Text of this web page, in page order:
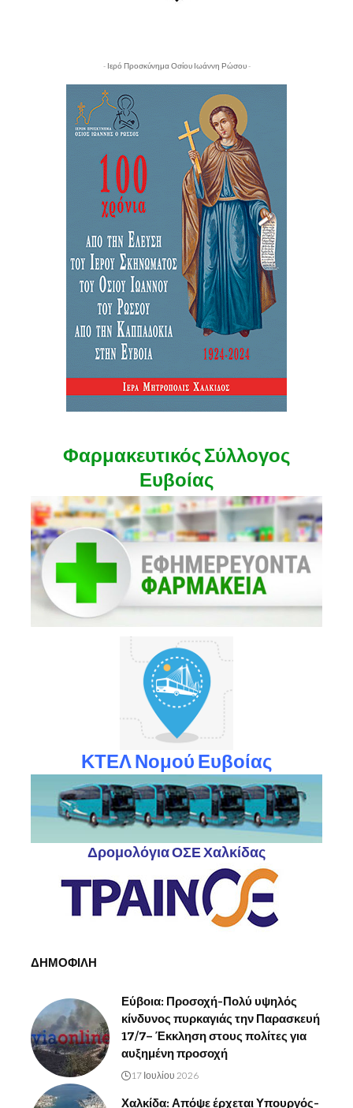
- Ιερό Προσκύνημα Οσίου Ιωάννη Ρώσου -
Φαρμακευτικός Σύλλογος
Ευβοίας
ΚΤΕΛ Νομού Ευβοίας
Δρομολόγια ΟΣΕ Χαλκίδας
ΔΗΜΟΦΙΛΗ
Εύβοια: Προσοχή-Πολύ υψηλός
κίνδυνος πυρκαγιάς την Παρασκευή
17/7– Έκκληση στους πολίτες για
αυξημένη προσοχή
17 Ιουλίου 2026
Χαλκίδα: Απόψε έρχεται Υπουργός-